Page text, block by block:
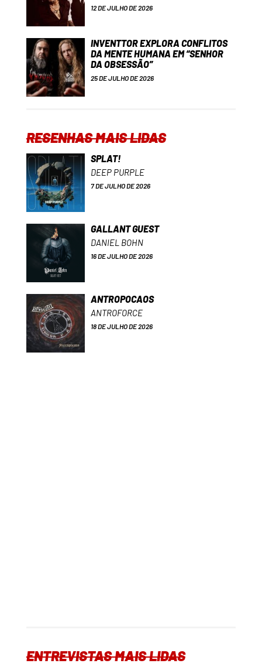
12 DE JULHO DE 2026
INVENTTOR EXPLORA CONFLITOS
DA MENTE HUMANA EM “SENHOR
DA OBSESSÃO”
25 DE JULHO DE 2026
RESENHAS MAIS LIDAS
SPLAT!
DEEP PURPLE
7 DE JULHO DE 2026
GALLANT GUEST
DANIEL BOHN
16 DE JULHO DE 2026
ANTROPOCAOS
ANTROFORCE
18 DE JULHO DE 2026
ENTREVISTAS MAIS LIDAS